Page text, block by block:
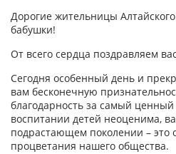
Дорогие жительницы
бабушки!
От всего сердца поздравляем
Сегодня особенный день и
вам бесконечную
благодарность за самый
воспитании детей неоценима,
подрастающем поколении – это
процветания нашего общества.